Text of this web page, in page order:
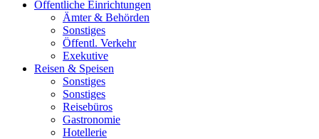
Öffentliche Einrichtungen
Ämter & Behörden
Sonstiges
Öffentl. Verkehr
Exekutive
Reisen & Speisen
Sonstiges
Sonstiges
Reisebüros
Gastronomie
Hotellerie